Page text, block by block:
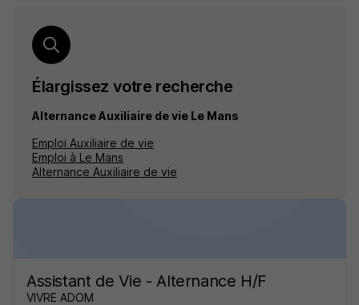
Élargissez votre recherche
Alternance Auxiliaire de vie Le Mans
Emploi Auxiliaire de vie
Emploi à Le Mans
Alternance Auxiliaire de vie
Assistant de Vie - Alternance H/F
VIVRE ADOM